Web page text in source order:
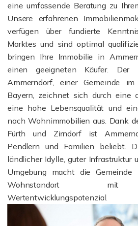
eine umfassende Beratung zu
Unsere erfahrenen
verfügen über fundierte
Marktes und sind optimal
bringen Ihre Immobilie in
einen geeigneten Käufer. Der
Ammerndorf, einer Gemeinde
Bayern, zeichnet sich durch eine
eine hohe Lebensqualität und
nach Wohnimmobilien aus. Dank
Fürth und Zirndorf ist
Pendlern und Familien beliebt.
ländlicher Idylle, guter Infrastruktur
Umgebung macht die Gemeinde
Wohnstandort mit
Wertentwicklungspotenzial.